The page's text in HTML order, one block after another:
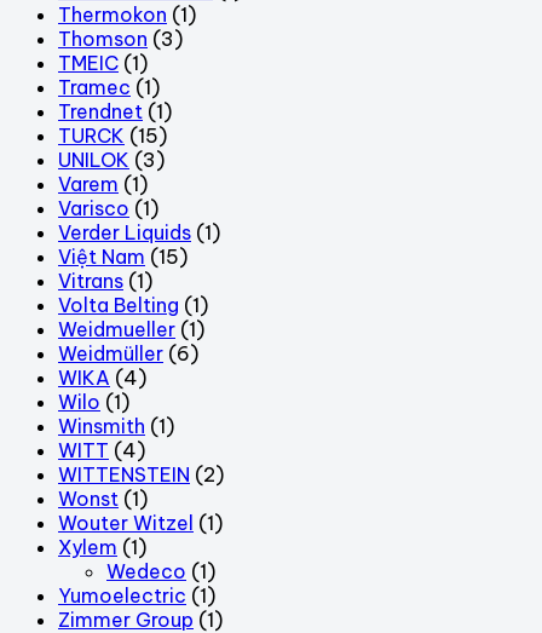
Thermokon (1)
Thomson (3)
TMEIC (1)
Tramec (1)
Trendnet (1)
TURCK (15)
UNILOK (3)
Varem (1)
Varisco (1)
Verder Liquids (1)
Việt Nam (15)
Vitrans (1)
Volta Belting (1)
Weidmueller (1)
Weidmüller (6)
WIKA (4)
Wilo (1)
Winsmith (1)
WITT (4)
WITTENSTEIN (2)
Wonst (1)
Wouter Witzel (1)
Xylem (1)
Wedeco (1)
Yumoelectric (1)
Zimmer Group (1)